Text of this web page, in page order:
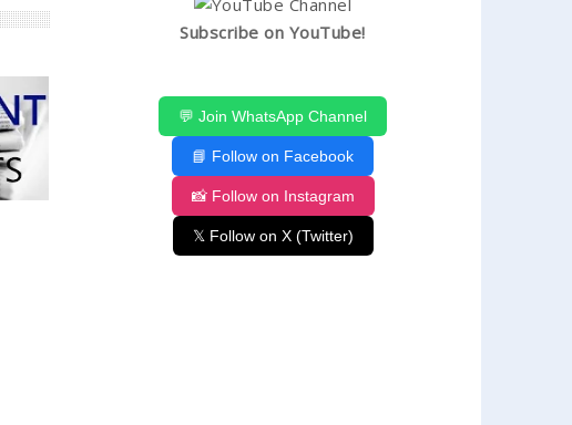
Subscribe on YouTube!
💬 Join WhatsApp Channel
📘 Follow on Facebook
📸 Follow on Instagram
𝕏 Follow on X (Twitter)